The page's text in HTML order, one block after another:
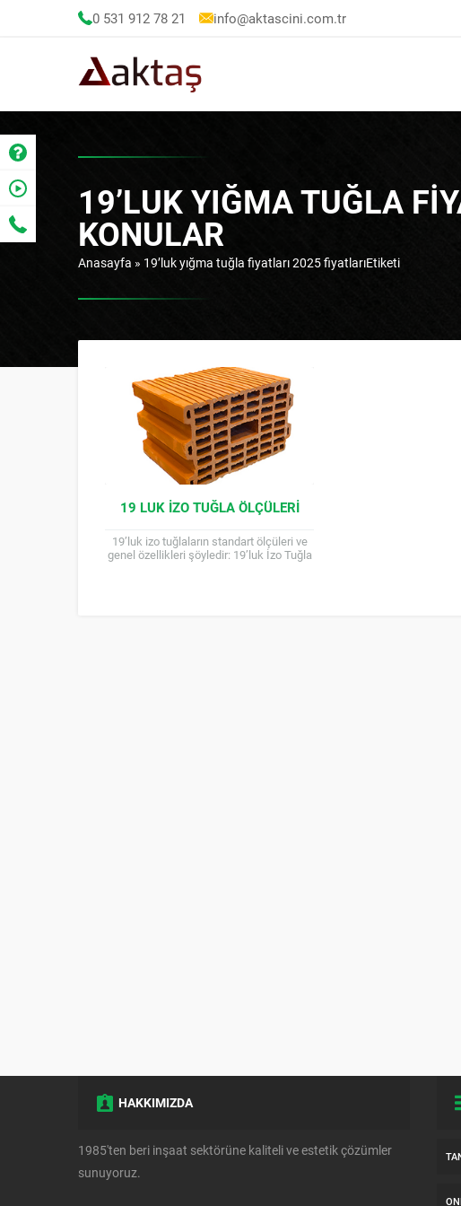
0 531 912 78 21 info@aktascini.com.tr
19’LUK YIĞMA TUĞLA
KONULAR
Anasayfa » 19’luk yığma tuğla fiyatları 2025 fiyatlarıEtiketi
19 LUK İZO TUĞLA ÖLÇÜLERI
19’luk izo tuğlaların standart ölçüleri ve
genel özellikleri şöyledir: 19’luk İzo Tuğla
HAKKIMIZDA
1985'ten beri inşaat sektörüne kaliteli ve estetik çözümler
sunuyoruz.
Müşteri Temsilcisi